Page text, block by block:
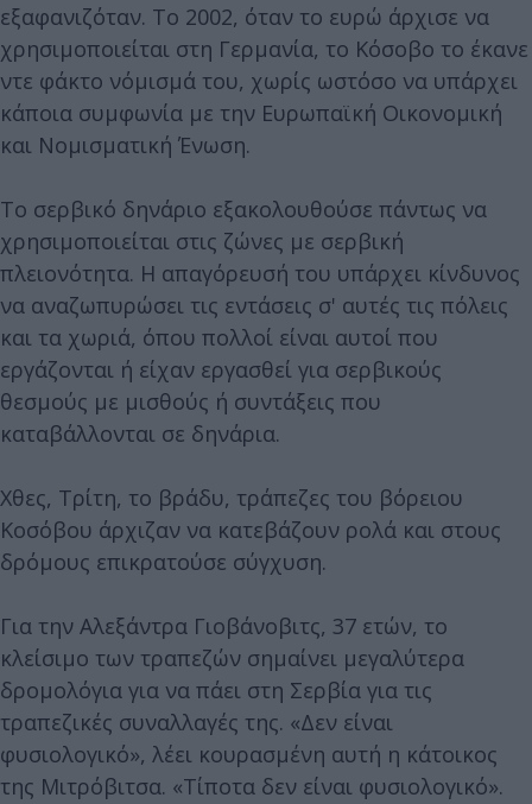
εξαφανιζόταν. Το 2002, όταν το ευρώ άρχισε να
χρησιμοποιείται στη Γερμανία, το Κόσοβο το έκανε
ντε φάκτο νόμισμά του, χωρίς ωστόσο να υπάρχει
κάποια συμφωνία με την Ευρωπαϊκή Οικονομική
και Νομισματική Ένωση.
Το σερβικό δηνάριο εξακολουθούσε πάντως να
χρησιμοποιείται στις ζώνες με σερβική
πλειονότητα. Η απαγόρευσή του υπάρχει κίνδυνος
να αναζωπυρώσει τις εντάσεις σ' αυτές τις πόλεις
και τα χωριά, όπου πολλοί είναι αυτοί που
εργάζονται ή είχαν εργασθεί για σερβικούς
θεσμούς με μισθούς ή συντάξεις που
καταβάλλονται σε δηνάρια.
Χθες, Τρίτη, το βράδυ, τράπεζες του βόρειου
Κοσόβου άρχιζαν να κατεβάζουν ρολά και στους
δρόμους επικρατούσε σύγχυση.
Για την Αλεξάντρα Γιοβάνοβιτς, 37 ετών, το
κλείσιμο των τραπεζών σημαίνει μεγαλύτερα
δρομολόγια για να πάει στη Σερβία για τις
τραπεζικές συναλλαγές της. «Δεν είναι
φυσιολογικό», λέει κουρασμένη αυτή η κάτοικος
της Μιτρόβιτσα. «Τίποτα δεν είναι φυσιολογικό».